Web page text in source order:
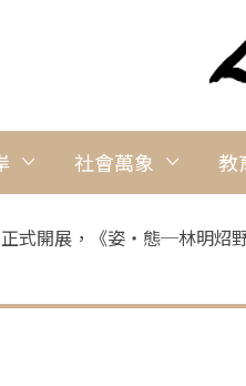
社會萬象 教
式開展，《姿‧態─林明炤